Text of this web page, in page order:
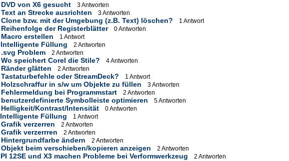
DVD von X6 gesucht 3 Antworten
Text an Strecke ausrichten 3 Antworten
Clone bzw. mit der Umgebung (z.B. Text) löschen? 1 Antwort
Reihenfolge der Registerblätter 0 Antworten
Macro erstellen 1 Antwort
Intelligente Füllung 2 Antworten
.svg Problem 2 Antworten
Wo speichert Corel die Stile? 4 Antworten
Ränder glätten 2 Antworten
Tastaturbefehle oder StreamDeck? 1 Antwort
Holzschraffur in s/w um Objekte zu füllen 3 Antworten
Fehlermeldung bei Programmstart 2 Antworten
benutzerdefinierte Symbolleiste optimieren 5 Antworten
Helligkeit/Kontrast/Intensität 0 Antworten
Intelligente Füllung 1 Antwort
Grafik verzerren 2 Antworten
Grafik verzerrren 2 Antworten
Hintergrundfarbe ändern 2 Antworten
Objekt beim verschieben/kopieren anzeigen 2 Antworten
PI 12SE und X3 machen Probleme bei Verformwerkzeug 2 Antworten